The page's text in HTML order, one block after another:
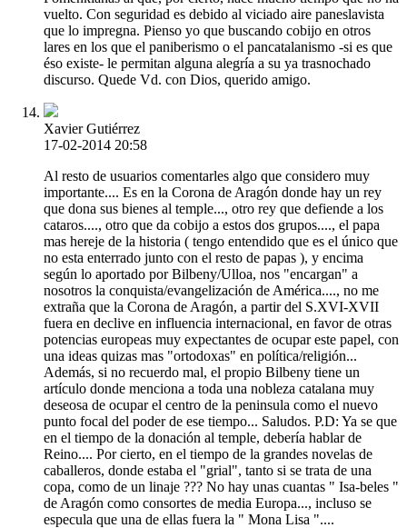
vuelto. Con seguridad es debido al viciado aire paneslavista
que lo impregna. Pienso yo que buscando cobijo en otros
lares en los que el paniberismo o el pancatalanismo -si es que
éso existe- le permitan alguna alegría a su ya trasnochado
discurso. Quede Vd. con Dios, querido amigo.
Xavier Gutiérrez
17-02-2014 20:58
Al resto de usuarios comentarles algo que considero muy
importante.... Es en la Corona de Aragón donde hay un rey
que dona sus bienes al temple..., otro rey que defiende a los
cataros...., otro que da cobijo a estos dos grupos...., el papa
mas hereje de la historia ( tengo entendido que es el único que
no esta enterrado junto con el resto de papas ), y encima
según lo aportado por Bilbeny/Ulloa, nos "encargan" a
nosotros la conquista/evangelización de América...., no me
extraña que la Corona de Aragón, a partir del S.XVI-XVII
fuera en declive en influencia internacional, en favor de otras
potencias europeas muy expectantes de ocupar este papel, con
una ideas quizas mas "ortodoxas" en política/religión...
Además, si no recuerdo mal, el propio Bilbeny tiene un
artículo donde menciona a toda una nobleza catalana muy
deseosa de ocupar el centro de la peninsula como el nuevo
punto focal del poder de ese tiempo... Saludos. P.D: Ya se que
en el tiempo de la donación al temple, debería hablar de
Reino.... Por cierto, en el tiempo de la grandes novelas de
caballeros, donde estaba el "grial", tanto si se trata de una
copa, como de un linaje ??? No hay unas cuantas " Isa-beles "
de Aragón como consortes de media Europa..., incluso se
especula que una de ellas fuera la " Mona Lisa "....